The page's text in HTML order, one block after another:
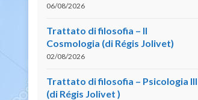
06/08/2026
Trattato di filosofia – II
Cosmologia (di Régis Jolivet)
02/08/2026
Trattato di filosofia – Psicologia III
(di Régis Jolivet )